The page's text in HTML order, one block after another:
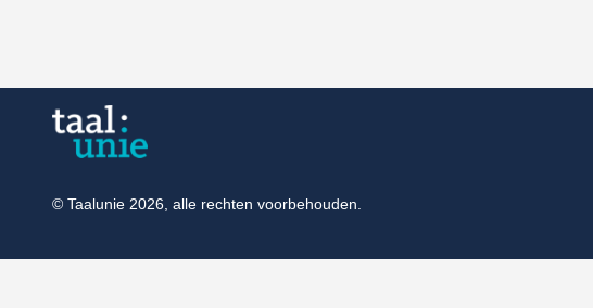
© Taalunie 2026, alle rechten voorbehouden.